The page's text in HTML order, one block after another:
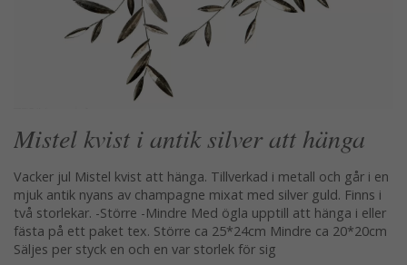
Mistel kvist i antik silver att hänga
Vacker jul Mistel kvist att hänga. Tillverkad i metall och går i en
mjuk antik nyans av champagne mixat med silver guld. Finns i
två storlekar. -Större -Mindre Med ögla upptill att hänga i eller
fästa på ett paket tex. Större ca 25*24cm Mindre ca 20*20cm
Säljes per styck en och en var storlek för sig